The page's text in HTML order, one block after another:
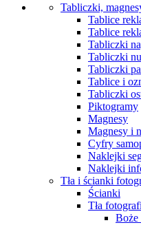
Tabliczki,
Tablice
Tablice
Tabliczki
Tabliczki
Tabliczki
Tablice i
Tabliczki
Piktogramy
Magnesy
Magnesy i
Cyfry
Naklejki
Naklejki
Tła i ścianki
Ścianki
Tła
Boże